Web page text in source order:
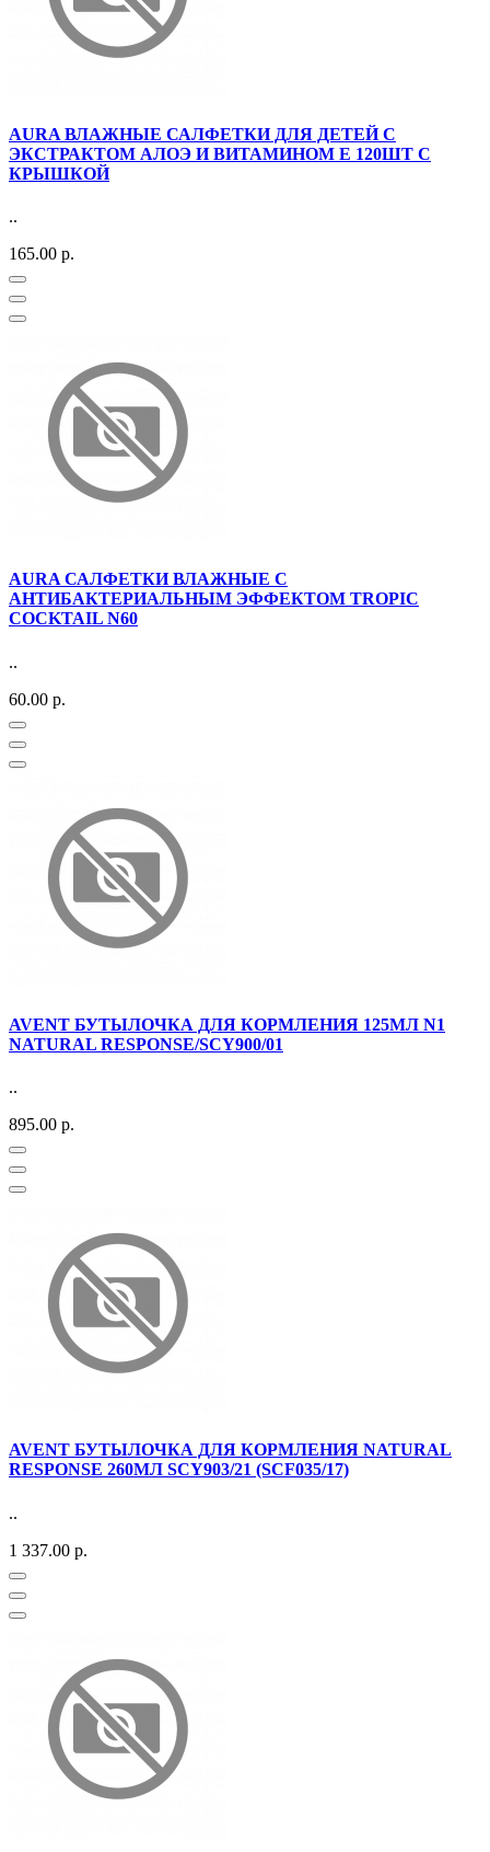
AURA ВЛАЖНЫЕ САЛФЕТКИ ДЛЯ ДЕТЕЙ С
ЭКСТРАКТОМ АЛОЭ И ВИТАМИНОМ Е 120ШТ С
КРЫШКОЙ
..
165.00 р.
AURA САЛФЕТКИ ВЛАЖНЫЕ С
АНТИБАКТЕРИАЛЬНЫМ ЭФФЕКТОМ TROPIC
COCKTAIL N60
..
60.00 р.
AVENT БУТЫЛОЧКА ДЛЯ КОРМЛЕНИЯ 125МЛ N1
NATURAL RESPONSE/SCY900/01
..
895.00 р.
AVENT БУТЫЛОЧКА ДЛЯ КОРМЛЕНИЯ NATURAL
RESPONSE 260МЛ SCY903/21 (SCF035/17)
..
1 337.00 р.